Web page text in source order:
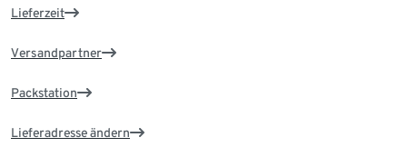
Lieferzeit
Versandpartner
Packstation
Lieferadresse ändern